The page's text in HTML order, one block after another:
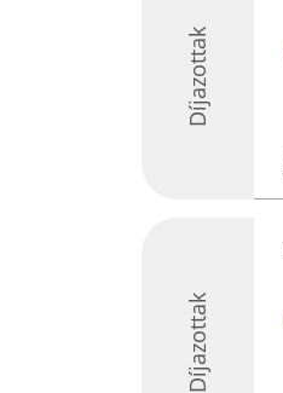
Díjazottak
Díjazottak